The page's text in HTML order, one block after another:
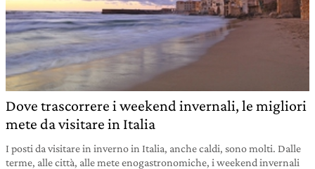
Dove trascorrere i weekend invernali, le migliori
mete da visitare in Italia
I posti da visitare in inverno in Italia, anche caldi, sono molti. Dalle
terme, alle città, alle mete enogastronomiche, i weekend invernali